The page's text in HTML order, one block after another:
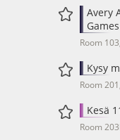
Avery
Games
Room
Kysy
Room
Kesä
Room